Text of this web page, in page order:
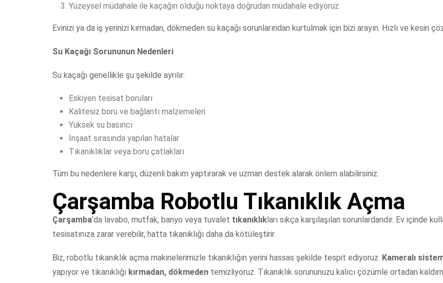
Yüzeysel müdahale ile kaçağın olduğu noktaya doğrudan müdahale ediyoruz.
Evinizi ya da iş yerinizi kırmadan, dökmeden su kaçağı sorunlarından kurtulmak için bizi arayın. Hızlı ve kesin
Su Kaçağı Sorununun Nedenleri
Su kaçağı genellikle şu şekilde ayrılır:
Eskiyen tesisat boruları
Kalitesiz boru ve bağlantı malzemeleri
Yüksek su basıncı
İnşaat sırasında yapılan hatalar
Tıkanıklıklar veya boru çatlakları
Tüm bu nedenlere karşı, düzenli bakım yaptırarak ve uzman destek alarak önlem alabilirsiniz.
Çarşamba Robotlu Tıkanıklık Açma
Çarşamba’da lavabo, mutfak, banyo veya tuvalet tıkanıklıkları sıkça karşılaşılan sorunlardandır. Ev içinde
tesisatınıza zarar verebilir, hatta tıkanıklığı daha da kötüleştirir.
Biz, robotlu tıkanıklık açma makinelerimizle tıkanıklığın yerini hassas şekilde tespit ediyoruz. Kameralı
yapıyor ve tıkanıklığı kırmadan, dökmeden temizliyoruz. Tıkanıklık sorununuzu kalıcı çözümle ortadan